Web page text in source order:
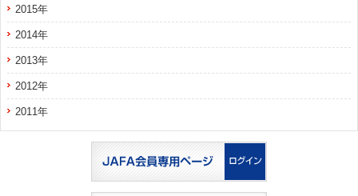
2015年
2014年
2013年
2012年
2011年